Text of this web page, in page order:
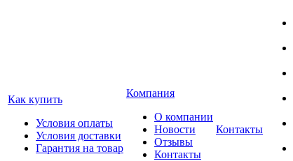
Как купить
Условия оплаты
Условия доставки
Гарантия на товар
Компания
О компании
Новости
Отзывы
Контакты
Контакты